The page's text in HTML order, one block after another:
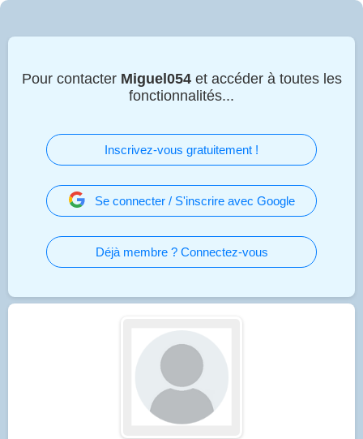
Pour contacter Miguel054et accéder à toutes les
fonctionnalités...
Inscrivez-vous gratuitement !
Se connecter / S'inscrire avec Google
Déjà membre ? Connectez-vous